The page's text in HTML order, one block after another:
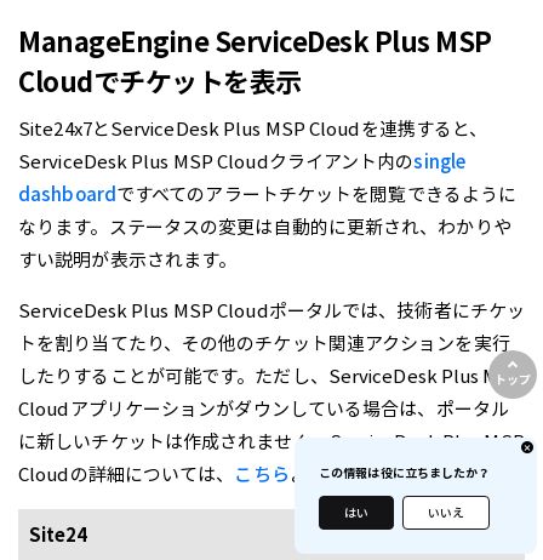
ManageEngine ServiceDesk Plus MSP
Cloudでチケットを表示
Site24x7とServiceDesk Plus MSP Cloudを連携すると、
ServiceDesk Plus MSP Cloudクライアント内のsingle
dashboardですべてのアラートチケットを閲覧できるように
なります。ステータスの変更は自動的に更新され、わかりや
すい説明が表示されます。
ServiceDesk Plus MSP Cloudポータルでは、技術者にチケッ
トを割り当てたり、その他のチケット関連アクションを実行
したりすることが可能です。ただし、ServiceDesk Plus MSP
Cloudアプリケーションがダウンしている場合は、ポータル
に新しいチケットは作成されません。ServiceDesk Plus MSP
Cloudの詳細については、 こちらよりご参照いただけます。
Site24
この情報は役に立ちましたか？
はい いいえ
トップ